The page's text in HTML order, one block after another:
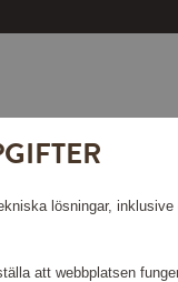
lösningar,
att webbplatsen